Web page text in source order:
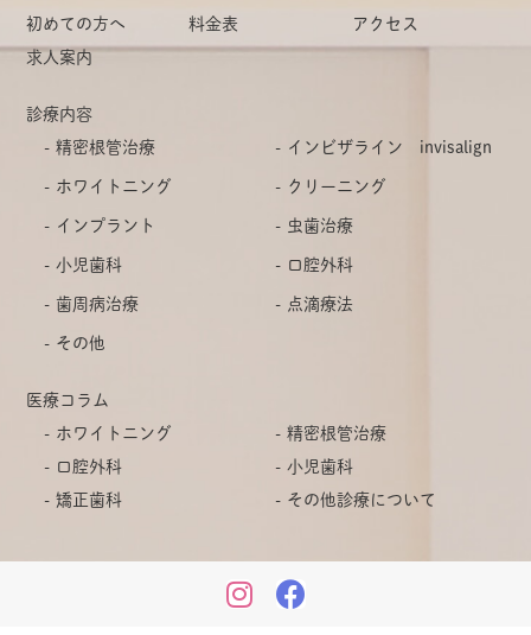
初めての方へ
料金表
アクセス
求人案内
診療内容
精密根管治療
インビザライン invisalign
ホワイトニング クリーニング
インプラント 虫歯治療
小児歯科 口腔外科
歯周病治療 点滴療法
その他
医療コラム
ホワイトニング
精密根管治療
口腔外科
小児歯科
矯正歯科
その他診療について